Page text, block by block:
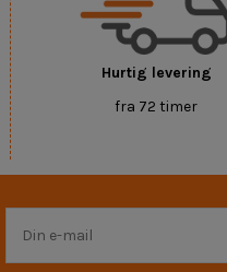
Hurtig levering
fra 72 timer